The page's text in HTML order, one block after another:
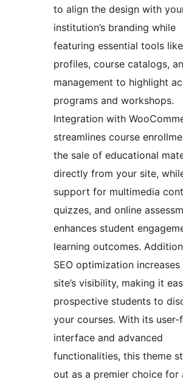
to align the design with
institution’s branding while
featuring essential tools
profiles, course catalogs,
management to highlight
programs and workshops.
Integration with
streamlines course
the sale of educational
directly from your site,
support for multimedia
quizzes, and online
enhances student
learning outcomes.
SEO optimization
site’s visibility, making it
prospective students to
your courses. With its user-
interface and advanced
functionalities, this theme
out as a premier choice for